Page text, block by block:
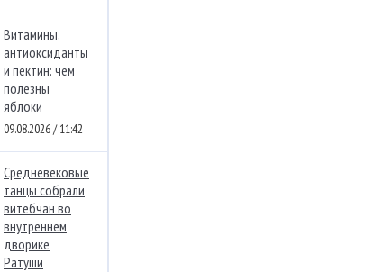
Витамины,
антиоксиданты
и пектин: чем
полезны
яблоки
09.08.2026 / 11:42
Средневековые
танцы собрали
витебчан во
внутреннем
дворике
Ратуши